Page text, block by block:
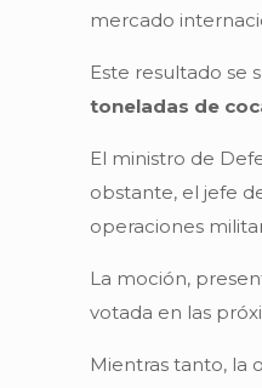
mercado
Este resultado se
toneladas de
El ministro de
obstante, el jefe
operaciones
La moción,
votada en las
Mientras tanto, la